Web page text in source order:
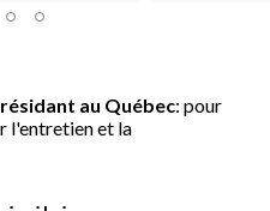
au Québec: pour
l'entretien et la